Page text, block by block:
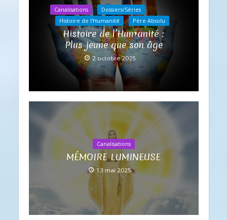
Canalisations
Dossiers/Séries
Histoire de l'Humanité
Père Absolu
Histoire de l’Humanité :
Plus jeune que son âge
2 octobre 2025
Canalisations
MÉMOIRE LUMINEUSE
13 mai 2025